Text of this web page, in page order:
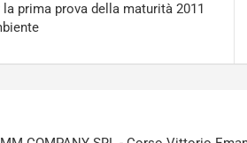
prima prova della maturità 2011